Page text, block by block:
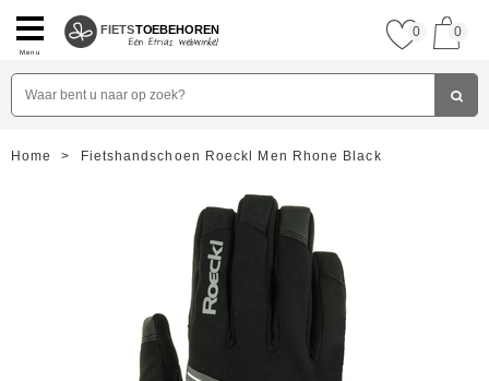
Menu
FIETSTOEBEHOREN 0 0
Home > Fietshandschoen Roeckl Men Rhone Black